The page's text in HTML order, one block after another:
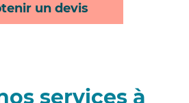
un devis
services à